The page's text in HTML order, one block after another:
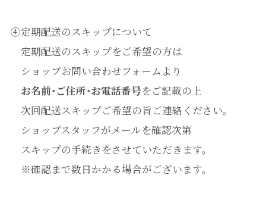
④定期配送のスキップについて
定期配送のスキップをご希望の方は
ショップお問い合わせフォームより
お名前･ご住所･お電話番号をご記載の上
次回配送スキップご希望の旨ご連絡ください。
ショップスタッフがメールを確認次第
スキップの手続きをさせていただきます。
※確認まで数日かかる場合がございます。